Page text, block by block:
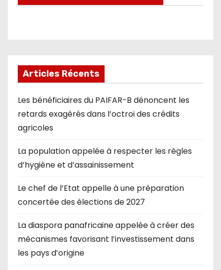
Articles Récents
Les bénéficiaires du PAIFAR-B dénoncent les
retards exagérés dans l’octroi des crédits
agricoles
La population appelée à respecter les règles
d’hygiène et d’assainissement
Le chef de l’Etat appelle à une préparation
concertée des élections de 2027
La diaspora panafricaine appelée à créer des
mécanismes favorisant l’investissement dans
les pays d’origine